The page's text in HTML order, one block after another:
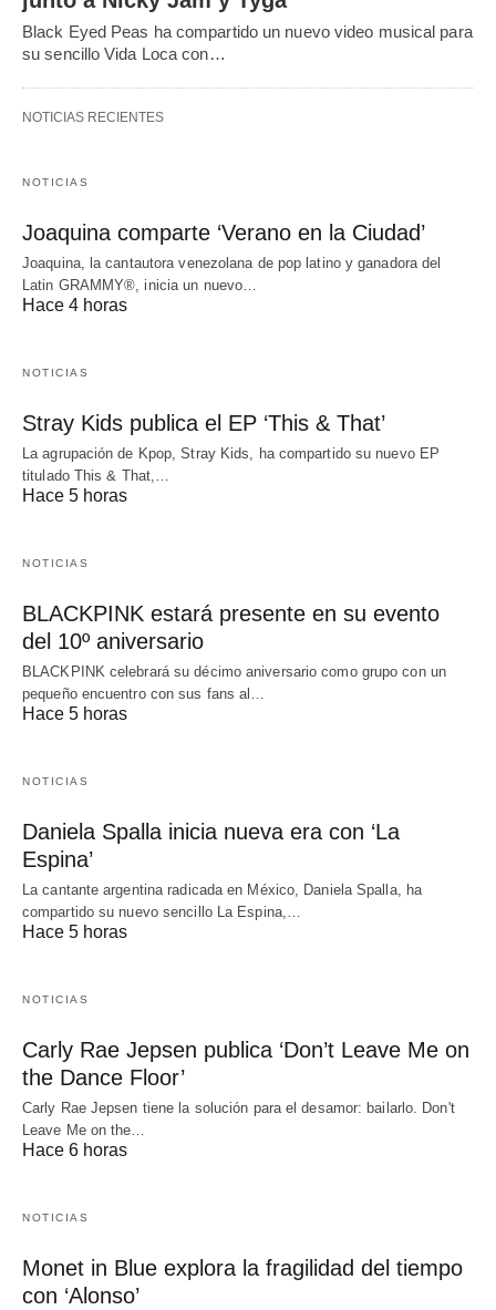
Black Eyed Peas ha compartido un nuevo video musical para
su sencillo Vida Loca con…
NOTICIAS RECIENTES
NOTICIAS
Joaquina comparte ‘Verano en la Ciudad’
Joaquina, la cantautora venezolana de pop latino y ganadora del
Latin GRAMMY®, inicia un nuevo…
Hace 4 horas
NOTICIAS
Stray Kids publica el EP ‘This & That’
La agrupación de Kpop, Stray Kids, ha compartido su nuevo EP
titulado This & That,…
Hace 5 horas
NOTICIAS
BLACKPINK estará presente en su evento
del 10º aniversario
BLACKPINK celebrará su décimo aniversario como grupo con un
pequeño encuentro con sus fans al…
Hace 5 horas
NOTICIAS
Daniela Spalla inicia nueva era con ‘La
Espina’
La cantante argentina radicada en México, Daniela Spalla, ha
compartido su nuevo sencillo La Espina,…
Hace 5 horas
NOTICIAS
Carly Rae Jepsen publica ‘Don’t Leave Me on
the Dance Floor’
Carly Rae Jepsen tiene la solución para el desamor: bailarlo. Don't
Leave Me on the…
Hace 6 horas
NOTICIAS
Monet in Blue explora la fragilidad del tiempo
con ‘Alonso’